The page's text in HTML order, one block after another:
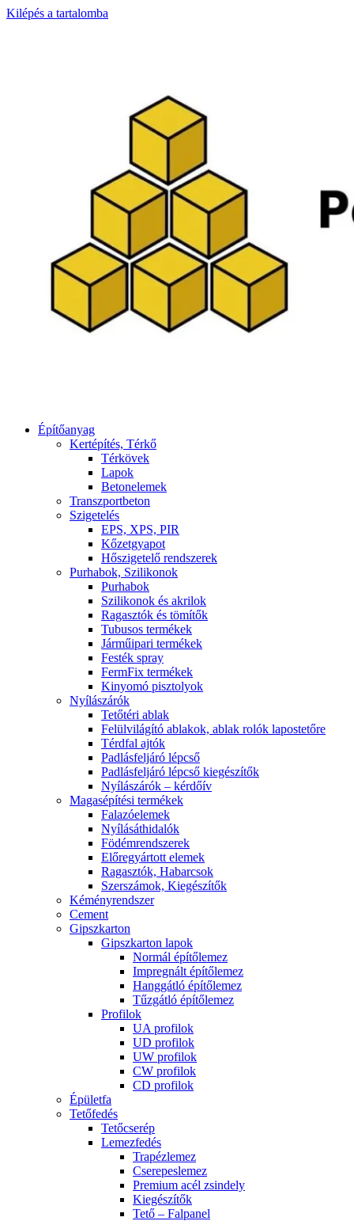
Kilépés a tartalomba
Építőanyag
Kertépítés, Térkő
Térkövek
Lapok
Betonelemek
Transzportbeton
Szigetelés
EPS, XPS, PIR
Kőzetgyapot
Hőszigetelő rendszerek
Purhabok, Szilikonok
Purhabok
Szilikonok és akrilok
Ragasztók és tömítők
Tubusos termékek
Járműipari termékek
Festék spray
FermFix termékek
Kinyomó pisztolyok
Nyílászárók
Tetőtéri ablak
Felülvilágító ablakok, ablak rolók lapostetőre
Térdfal ajtók
Padlásfeljáró lépcső
Padlásfeljáró lépcső kiegészítők
Nyílászárók – kérdőív
Magasépítési termékek
Falazóelemek
Nyílásáthidalók
Födémrendszerek
Előregyártott elemek
Ragasztók, Habarcsok
Szerszámok, Kiegészítők
Kéményrendszer
Cement
Gipszkarton
Gipszkarton lapok
Normál építőlemez
Impregnált építőlemez
Hanggátló építőlemez
Tűzgátló építőlemez
Profilok
UA profilok
UD profilok
UW profilok
CW profilok
CD profilok
Épületfa
Tetőfedés
Tetőcserép
Lemezfedés
Trapézlemez
Cserepeslemez
Premium acél zsindely
Kiegészítők
Tető – Falpanel